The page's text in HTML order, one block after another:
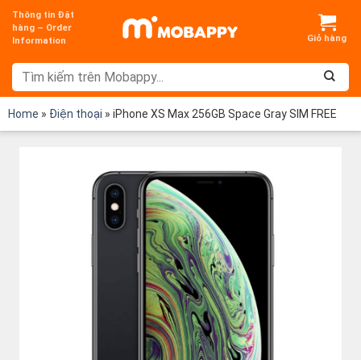
Chuyển
đến
dung
Thông tin Đặt
hàng – Order
Information
Home » Điện thoại » iPhone XS Max 256GB Space Gray SIM FREE